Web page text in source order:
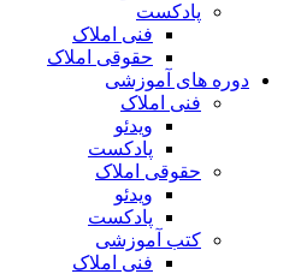
پادکست
فنی املاک
حقوقی املاک
دوره های آموزشی
فنی املاک
ویدئو
پادکست
حقوقی املاک
ویدئو
پادکست
کتب آموزشی
فنی املاک